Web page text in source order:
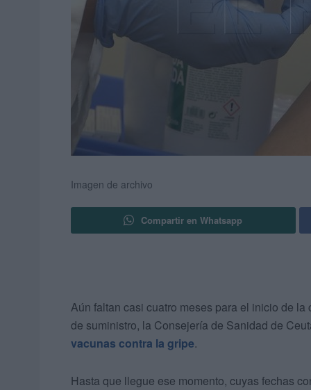
Imagen de archivo
Compartir en Whatsapp
Aún faltan casi cuatro meses para el inicio de
de suministro, la Consejería de Sanidad de
vacunas contra la gripe.
Hasta que llegue ese momento, cuyas fechas